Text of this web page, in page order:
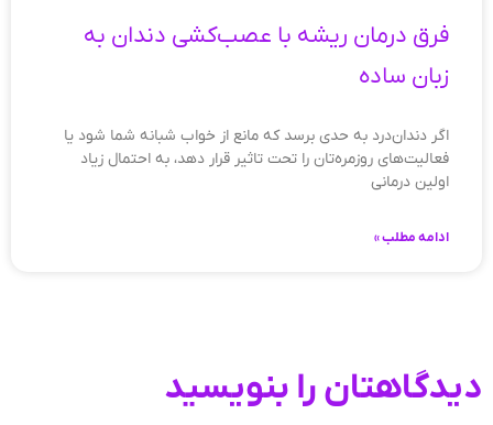
فرق درمان ریشه با عصب‌کشی دندان به
زبان ساده
اگر دندان‌درد به حدی برسد که مانع از خواب شبانه شما شود یا
فعالیت‌های روزمره‌تان را تحت تاثیر قرار دهد، به احتمال زیاد
اولین درمانی
ادامه مطلب »
دیدگاهتان را بنویسید